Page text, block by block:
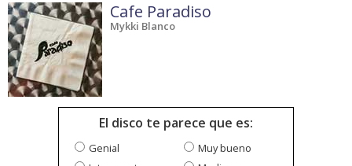
Cafe Paradiso
Mykki Blanco
El disco te parece que es:
Genial
Muy bueno